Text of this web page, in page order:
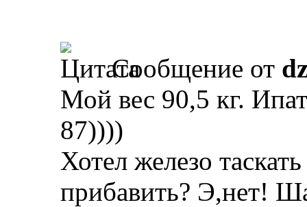
Сообщение от
Мой вес 90,5 кг.
87))))
Хотел железо
прибавить? Э,нет!